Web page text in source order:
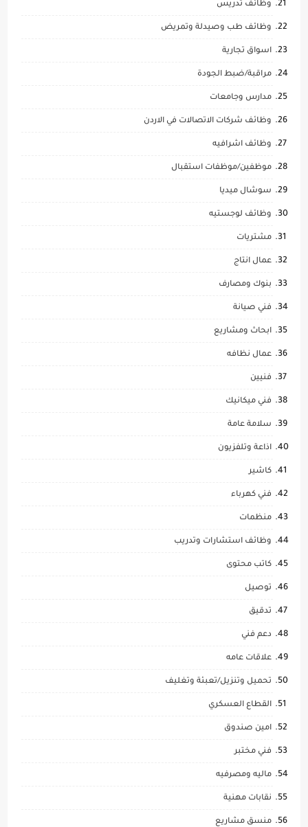
وظائف تدريس
وظائف طب وصيدلة وتمريض
اسواق تجارية
مراقبة/ضبط الجودة
مدارس وجامعات
وظائف شركات الاتصالات في الاردن
وظائف اشرافيه
موظفين/موظفات استقبال
سوشال ميديا
وظائف لوجستيه
مشتريات
عمال انتاج
بنوك ومصارف
فني صيانة
ابحاث ومشاريع
عمال نظافه
فنيين
فني ميكانيك
سلامة عامة
اذاعة وتلفزيون
كاشير
فني كهرباء
منظمات
وظائف استشارات وتدريب
كاتب محتوى
توصيل
تدقيق
دعم فني
علاقات عامه
تحميل وتنزيل/تعبئة وتغليف
القطاع العسكري
امين صندوق
فني مختبر
ماليه ومصرفيه
نقابات مهنية
منسق مشاريع